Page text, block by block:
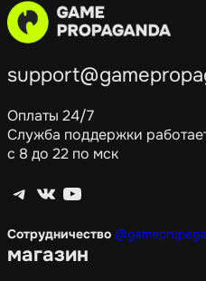
Оплаты 24/7
Служба поддержки
с 8 до 22 по мск
Telegram ВКонтакте YouTube
Сотрудничество
магазин